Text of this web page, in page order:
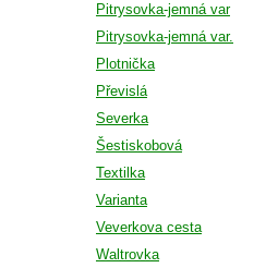
Pitrysovka-jemná var
Pitrysovka-jemná var.
Plotnička
Převislá
Severka
Šestiskobová
Textilka
Varianta
Veverkova cesta
Waltrovka